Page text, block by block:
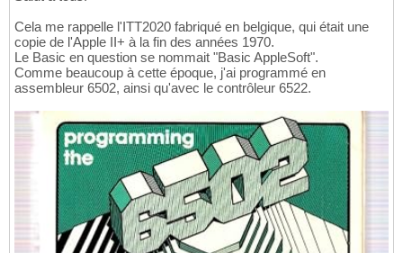
Cela me rappelle l'ITT2020 fabriqué en belgique, qui était une
copie de l'Apple II+ à la fin des années 1970.
Le Basic en question se nommait "Basic AppleSoft".
Comme beaucoup à cette époque, j'ai programmé en
assembleur 6502, ainsi qu'avec le contrôleur 6522.